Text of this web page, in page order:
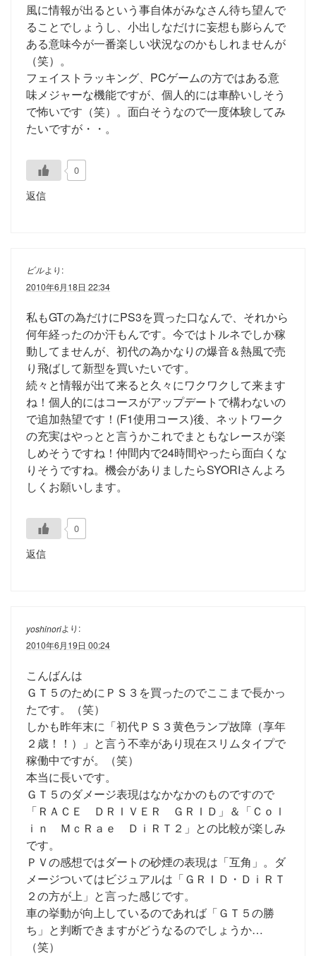
風に情報が出るという事自体がみなさん待ち望んで
ることでしょうし、小出しなだけに妄想も膨らんで
ある意味今が一番楽しい状況なのかもしれませんが
（笑）。
フェイストラッキング、PCゲームの方ではある意
味メジャーな機能ですが、個人的には車酔いしそう
で怖いです（笑）。面白そうなので一度体験してみ
たいですが・・。
0
返信
ビルより:
2010年6月18日 22:34
私もGTの為だけにPS3を買った口なんで、それから
何年経ったのか汗もんです。今ではトルネでしか稼
動してませんが、初代の為かなりの爆音＆熱風で売
り飛ばして新型を買いたいです。
続々と情報が出て来ると久々にワクワクして来ます
ね！個人的にはコースがアップデートで構わないの
で追加熱望です！(F1使用コース)後、ネットワーク
の充実はやっとと言うかこれでまともなレースが楽
しめそうですね！仲間内で24時間やったら面白くな
りそうですね。機会がありましたらSYORIさんよろ
しくお願いします。
0
返信
yoshinoriより:
2010年6月19日 00:24
こんばんは
ＧＴ５のためにＰＳ３を買ったのでここまで長かっ
たです。（笑）
しかも昨年末に「初代ＰＳ３黄色ランプ故障（享年
２歳！！）」と言う不幸があり現在スリムタイプで
稼働中ですが。（笑）
本当に長いです。
ＧＴ５のダメージ表現はなかなかのものですので
「ＲＡＣＥ ＤＲＩＶＥＲ ＧＲＩＤ」＆「Ｃｏｌ
ｉｎ ＭｃＲａｅ ＤｉＲＴ２」との比較が楽しみ
です。
ＰＶの感想ではダートの砂煙の表現は「互角」。ダ
メージついてはビジュアルは「ＧＲＩＤ・ＤｉＲＴ
２の方が上」と言った感じです。
車の挙動が向上しているのであれば「ＧＴ５の勝
ち」と判断できますがどうなるのでしょうか…
（笑）